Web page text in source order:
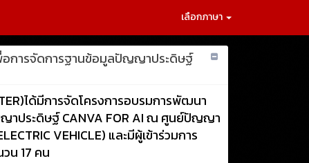
เลือกภาษา
การจัดการฐานข้อมูลปัญญาประดิษฐ์
ได้มีการจัดโครงการอบรมการพัฒนา
าประดิษฐ์ CANVA FOR AI ณ ศูนย์ปัญญา
VEHICLE) และมีผู้เข้าร่วมการ
น 17 คน